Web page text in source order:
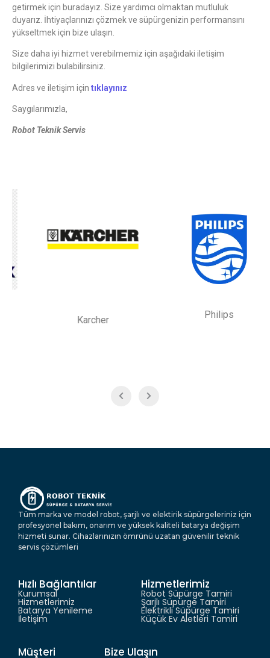
getirmek için buradayız. Size yardımcı olmaktan mutluluk
duyarız. İhtiyaçlarınızı çözmek ve süpürgenizin performansını
yükseltmek için bize ulaşın.
Size daha iyi hizmet verebilmemiz için aşağıdaki iletişim
bilgilerimizi bulabilirsiniz.
Adres ve iletişim için tıklayınız
Saygılarımızla,
Robot Teknik Servis
Karcher Philips
Tüm marka ve model robot, şarjlı ve elektirik süpürgeleriniz için
profesyonel bakım, onarım ve yüksek kaliteli batarya değişim
hizmeti sunar. Cihazlarınızın ömrünü uzatan güvenilir teknik
servis çözümleri
Hızlı Bağlantılar
Kurumsal
Hizmetlerimiz
Batarya Yenileme
İletişim
Hizmetlerimiz
Robot Süpürge Tamiri
Şarjlı Süpürge Tamiri
Elektrikli Süpürge Tamiri
Küçük Ev Aletleri Tamiri
Müşteri Bize Ulaşın